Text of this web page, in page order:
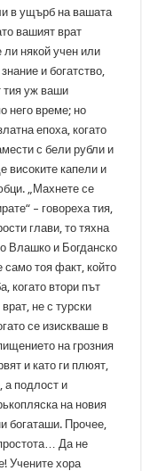
в ущърб на вашата
вашият врат
някой учен или
и богатство,
тия уж ваши
него време; но
епоха, когато
с бели рубли и
високите капели и
„Махнете се
– говореха тия,
глави, то тяхна
Влашко и Богданско
само тоя факт, който
когато втори път
не с турски
се изискваше в
на грозния
и като ги плюят,
а подлост и
на новия
богаташи. Прочее,
Да не
Учените хора